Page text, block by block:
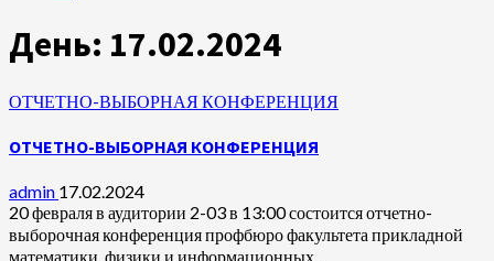
День: 17.02.2024
ОТЧЕТНО-ВЫБОРНАЯ КОНФЕРЕНЦИЯ
ОТЧЕТНО-ВЫБОРНАЯ КОНФЕРЕНЦИЯ
admin 17.02.2024
20 февраля в аудитории 2-03 в 13:00 состоится отчетно-
выборочная конференция профбюро факультета прикладной
математики, физики и информационных...